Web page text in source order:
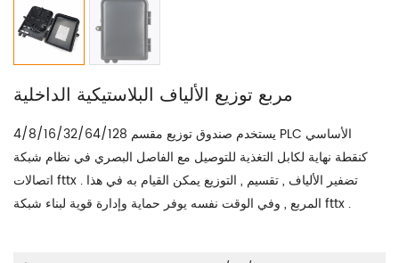
مربع توزيع الألياف البلاستيكية الداخلية
4/8/16/32/64/128 يستخدم صندوق توزيع مقسم PLC الأساسي
كنقطة نهاية لكابل التغذية للتوصيل مع الفاصل البصري في نظام شبكة
اتصالات fttx . تضفير الألياف , تقسيم , التوزيع يمكن القيام به في هذا
المربع , وفي الوقت نفسه يوفر حماية وإدارة قوية لبناء شبكة fttx .